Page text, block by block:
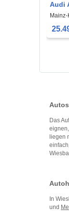
Audi
Das
liegen
In
und